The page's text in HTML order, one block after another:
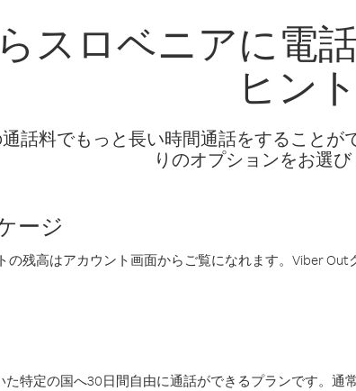
スロベニアに電
ヒント
話料でもっと長い時間通話をすること
りのオプションをお選び
ージ
の残高はアカウント画面からご覧になれます。Viber
特定の国へ30日間自由に通話ができるプランです。通